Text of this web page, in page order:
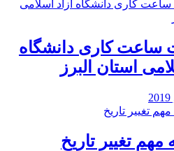
ساعت کاری دانشگاه
استان البرز
مهم تغییر تاریخ